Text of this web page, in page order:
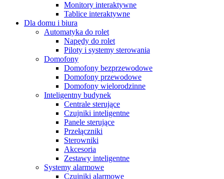
Monitory interaktywne
Tablice interaktywne
Dla domu i biura
Automatyka do rolet
Napędy do rolet
Piloty i systemy sterowania
Domofony
Domofony bezprzewodowe
Domofony przewodowe
Domofony wielorodzinne
Inteligentny budynek
Centrale sterujące
Czujniki inteligentne
Panele sterujące
Przełączniki
Sterowniki
Akcesoria
Zestawy inteligentne
Systemy alarmowe
Czujniki alarmowe